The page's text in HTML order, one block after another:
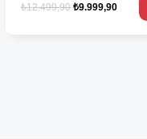
₺9.999,90
₺12.499,90